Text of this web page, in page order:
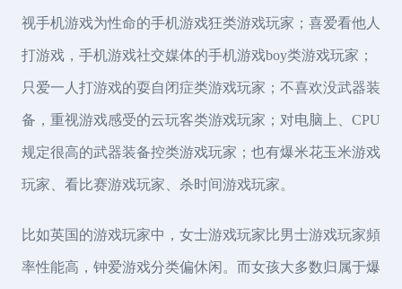
视手机游戏为性命的手机游戏狂类游戏玩家；喜爱看他人
打游戏，手机游戏社交媒体的手机游戏boy类游戏玩家；
只爱一人打游戏的耍自闭症类游戏玩家；不喜欢没武器装
备，重视游戏感受的云玩客类游戏玩家；对电脑上、CPU
规定很高的武器装备控类游戏玩家；也有爆米花玉米游戏
玩家、看比赛游戏玩家、杀时间游戏玩家。
比如英国的游戏玩家中，女士游戏玩家比男士游戏玩家頻
率性能高，钟爱游戏分类偏休闲。而女孩大多数归属于爆